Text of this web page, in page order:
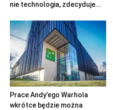
nie technologia, zdecyduje...
Prace Andy’ego Warhola
wkrótce będzie można